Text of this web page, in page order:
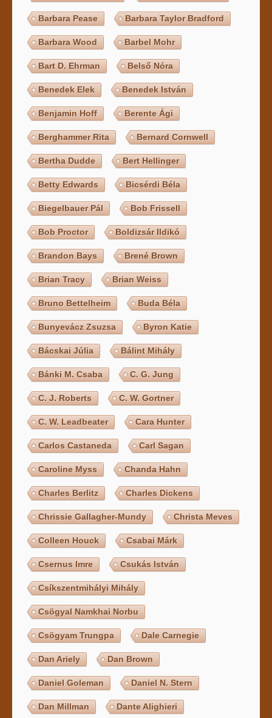
Barbara Pease Barbara Taylor Bradford
Barbara Wood Barbel Mohr
Bart D. Ehrman Belső Nóra
Benedek Elek Benedek István
Benjamin Hoff Berente Ági
Berghammer Rita Bernard Cornwell
Bertha Dudde Bert Hellinger
Betty Edwards Bicsérdi Béla
Biegelbauer Pál Bob Frissell
Bob Proctor Boldizsár Ildikó
Brandon Bays Brené Brown
Brian Tracy Brian Weiss
Bruno Bettelheim Buda Béla
Bunyevácz Zsuzsa Byron Katie
Bácskai Júlia Bálint Mihály
Bánki M. Csaba C. G. Jung
C. J. Roberts C. W. Gortner
C. W. Leadbeater Cara Hunter
Carlos Castaneda Carl Sagan
Caroline Myss Chanda Hahn
Charles Berlitz Charles Dickens
Chrissie Gallagher-Mundy Christa Meves
Colleen Houck Csabai Márk
Csernus Imre Csukás István
Csíkszentmihályi Mihály
Csögyal Namkhai Norbu
Csögyam Trungpa Dale Carnegie
Dan Ariely Dan Brown
Daniel Goleman Daniel N. Stern
Dan Millman Dante Alighieri